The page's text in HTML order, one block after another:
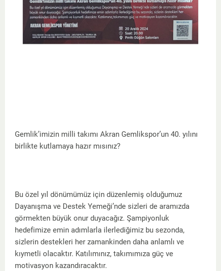
Gemlik’imizin milli takımı Akran Gemlikspor’un 40. yılını
birlikte kutlamaya hazır mısınız?
Bu özel yıl dönümümüz için düzenlemiş olduğumuz
Dayanışma ve Destek Yemeği’nde sizleri de aramızda
görmekten büyük onur duyacağız. Şampiyonluk
hedefimize emin adımlarla ilerlediğimiz bu sezonda,
sizlerin destekleri her zamankinden daha anlamlı ve
kıymetli olacaktır. Katılımınız, takımımıza güç ve
motivasyon kazandıracaktır.